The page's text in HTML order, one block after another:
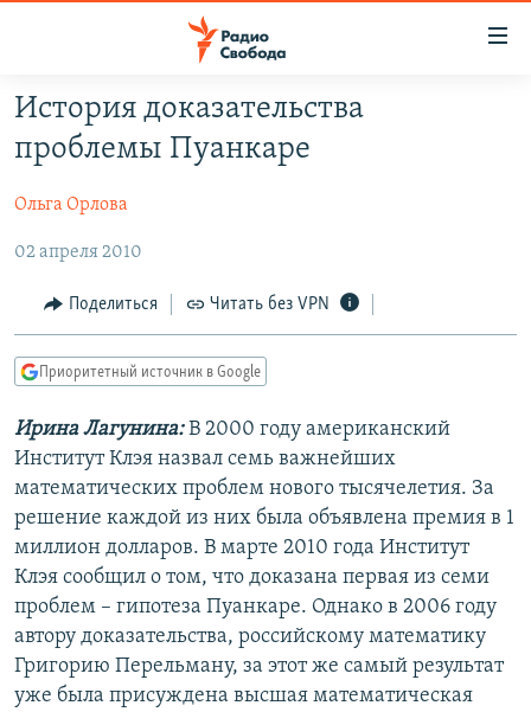
упрощенного
доступа
содержанию
Вернутся
главной
навигации
поиску
ПРОГРАММЫ
ПОДКАСТЫ
АВТОРСКИЕ ПРОЕКТЫ
ЦИТАТЫ СВОБОДЫ
МНЕНИЯ
КУЛЬТУРА
IDEL.РЕАЛИИ
КАВКАЗ.РЕАЛИИ
СЕВЕР.РЕАЛИИ
СИБИРЬ.РЕАЛИИ
РАСПИСАНИЕ ВЕЩАНИЯ
ПОДПИШИТЕСЬ НА РАССЫЛКУ
СОЦИАЛЬНЫЕ СЕТИ
История доказательства
проблемы Пуанкаре
Ольга Орлова
02 апреля 2010
Поделиться Читать без VPN
Приоритетный источник в Google
Ирина Лагунина:В 2000 году американский
Институт Клэя назвал семь важнейших
математических проблем нового тысячелетия. За
решение каждой из них была объявлена премия в 1
миллион долларов. В марте 2010 года Институт
Клэя сообщил о том, что доказана первая из семи
проблем – гипотеза Пуанкаре. Однако в 2006 году
автору доказательства, российскому математику
Григорию Перельману, за этот же самый результат
уже была присуждена высшая математическая